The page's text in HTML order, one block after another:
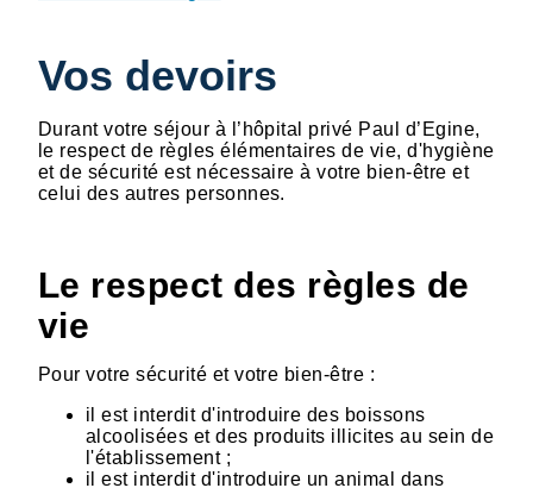
Vos devoirs
Durant votre séjour à l’hôpital privé Paul d’Egine,
le respect de règles élémentaires de vie, d'hygiène
et de sécurité est nécessaire à votre bien-être et
celui des autres personnes.
Le respect des règles de
vie
Pour votre sécurité et votre bien-être :
il est interdit d'introduire des boissons
alcoolisées et des produits illicites au sein de
l'établissement ;
il est interdit d'introduire un animal dans